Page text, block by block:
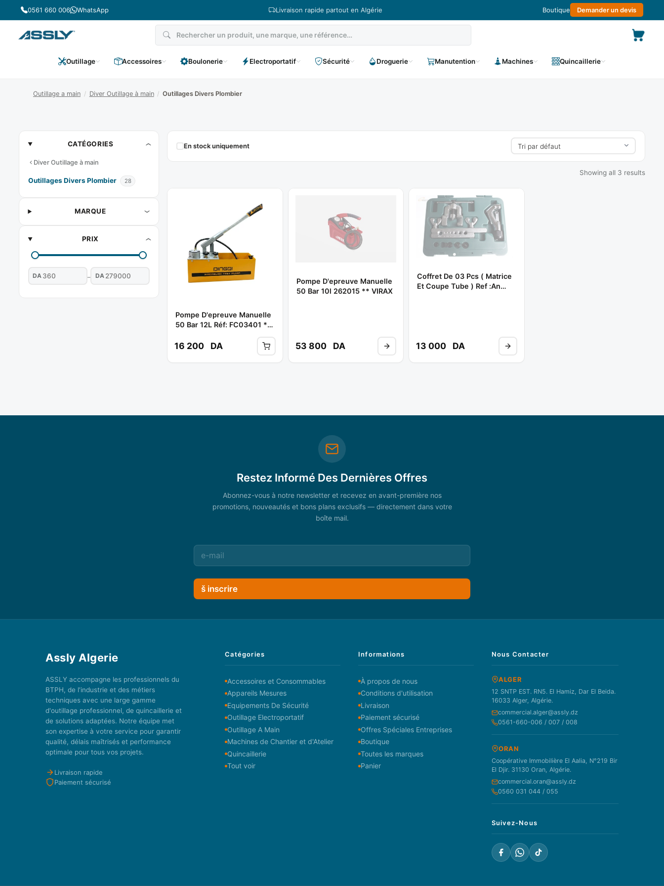
Passer
au
contenu
0561 660 006 WhatsApp Livraison rapide partout en Algérie Boutique Demander un devis
Outillage Accessoires Boulonerie Electroportatif Sécurité Droguerie Manutention Machines Quincaillerie
Outillage a main / Diver Outillage à main / Outillages Divers Plombier
Outillages
Divers
CATÉGORIES
Diver Outillage à main
Outillages Divers Plombier 28
MARQUE
PRIX
DA – DA
En stock uniquement
Showing all 3 results
Pompe D'epreuve Manuelle
50 Bar 12L Réf: FC03401 **
16 200 DA
Pompe D'epreuve Manuelle
50 Bar 10l 262015 ** VIRAX
53 800 DA
Coffret De 03 Pcs ( Matrice
Et Coupe Tube ) Ref :an
13 000 DA
Restez Informé Des Dernières Offres
Abonnez-vous à notre newsletter et recevez en avant-première nos
promotions, nouveautés et bons plans exclusifs — directement dans votre
boîte mail.
š inscrire
Assly Algerie
ASSLY accompagne les professionnels du
BTPH, de l'industrie et des métiers
techniques avec une large gamme
d'outillage professionnel, de quincaillerie et
de solutions adaptées. Notre équipe met
son expertise à votre service pour garantir
qualité, délais maîtrisés et performance
optimale pour tous vos projets.
Livraison rapide
Paiement sécurisé
Catégories
Accessoires et Consommables
Appareils Mesures
Equipements De Sécurité
Outillage Electroportatif
Outillage A Main
Machines de Chantier et d'Atelier
Quincaillerie
Tout voir
Informations
À propos de nous
Conditions d'utilisation
Livraison
Paiement sécurisé
Offres Spéciales Entreprises
Boutique
Toutes les marques
Panier
Nous Contacter
ALGER
12 SNTP EST. RN5. El Hamiz, Dar El Beida.
16033 Alger, Algérie.
commercial.alger@assly.dz
0561-660-006 / 007 / 008
ORAN
Coopérative Immobilière El Aalia, N°219 Bir
El Djir. 31130 Oran, Algérie.
commercial.oran@assly.dz
0560 031 044 / 055
Suivez-Nous